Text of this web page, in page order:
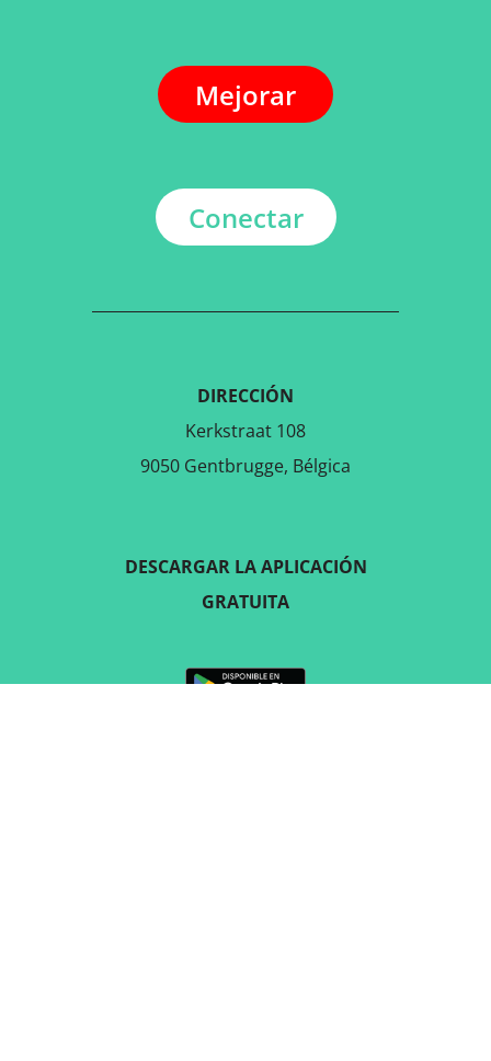
Mejorar
Conectar
DIRECCIÓN
Kerkstraat 108
9050 Gentbrugge, Bélgica
DESCARGAR LA APLICACIÓN
GRATUITA